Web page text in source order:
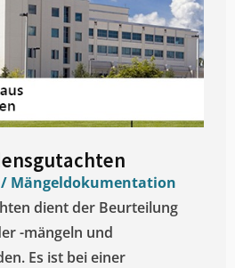
Mängeldokumentation
dient der Beurteilung
-mängeln und
Es ist bei einer